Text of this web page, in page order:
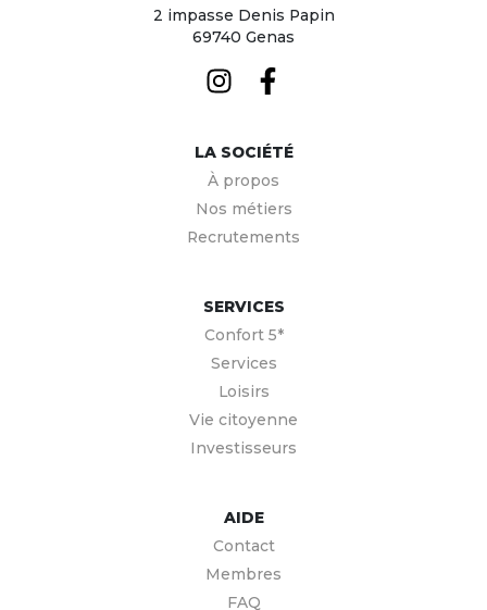
2 impasse Denis Papin
69740 Genas
LA SOCIÉTÉ
À propos
Nos métiers
Recrutements
SERVICES
Confort 5*
Services
Loisirs
Vie citoyenne
Investisseurs
AIDE
Contact
Membres
FAQ